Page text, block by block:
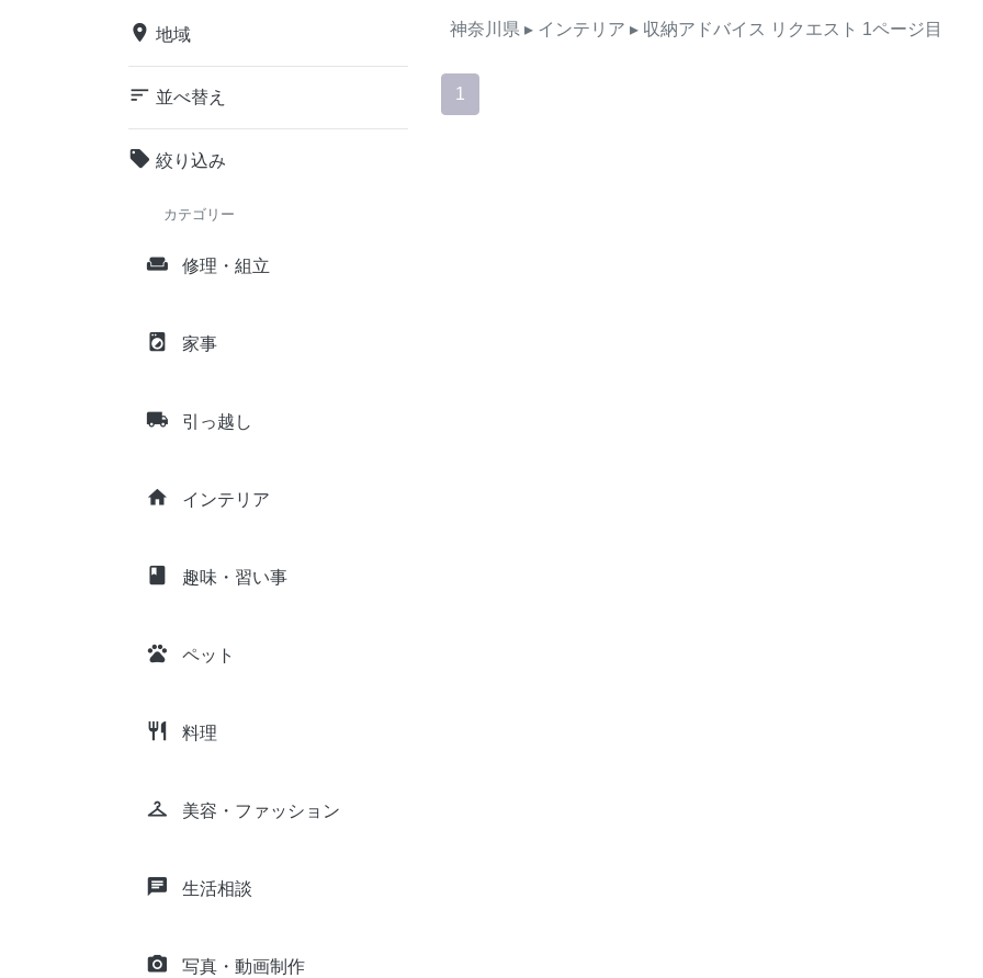
place 地域
sort 並べ替え
local_offer 絞り込み
カテゴリー
weekend 修理・組立
local_laundry_service 家事
local_shipping 引っ越し
home インテリア
class 趣味・習い事
pets ペット
restaurant 料理
checkroom 美容・ファッション
chat 生活相談
camera_alt 写真・動画制作
神奈川県 ▸ インテリア ▸ 収納アドバイス リクエスト 1ページ目
1